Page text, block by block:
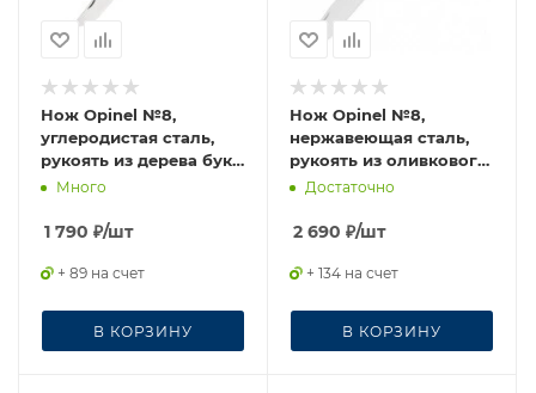
Нож Opinel №8,
углеродистая сталь,
рукоять из дерева бука,
113080
Много
1 790 ₽/шт
+ 89 на счет
В КОРЗИНУ
Нож Opinel №8,
нержавеющая сталь,
рукоять из оливкового
дерева в картонной
Достаточно
2 690 ₽/шт
+ 134 на счет
В КОРЗИНУ